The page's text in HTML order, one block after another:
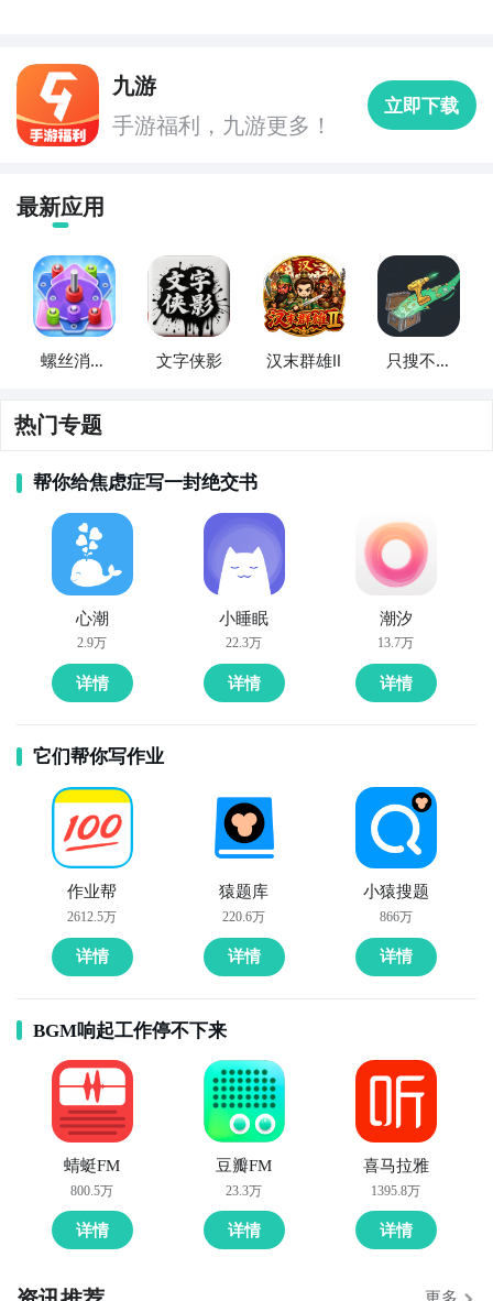
九游
手游福利，九游更多！
立即下载
最新应用
螺丝消消
文字侠影 汉末群雄Ⅱ
只搜不打
热门专题
帮你给焦虑症写一封绝交书
心潮
2.9万
详情
小睡眠
22.3万
详情
潮汐
13.7万
详情
它们帮你写作业
作业帮
2612.5万
详情
猿题库
220.6万
详情
小猿搜题
866万
详情
BGM响起工作停不下来
蜻蜓FM
800.5万
详情
豆瓣FM
23.3万
详情
喜马拉雅
1395.8万
详情